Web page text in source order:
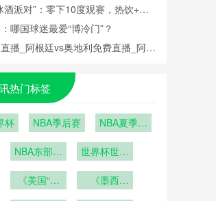
酒派对”：零下10度观赛，热饮+毛
寒狂欢》
哪国球迷最爱“博冷门”？
播_阿根廷vs奥地利免费直播_阿根
热门标签
杯 NBA季后赛
NBA夏季联
NBA东部季
世界杯世界
的可持续性
《美国“超
《墨西